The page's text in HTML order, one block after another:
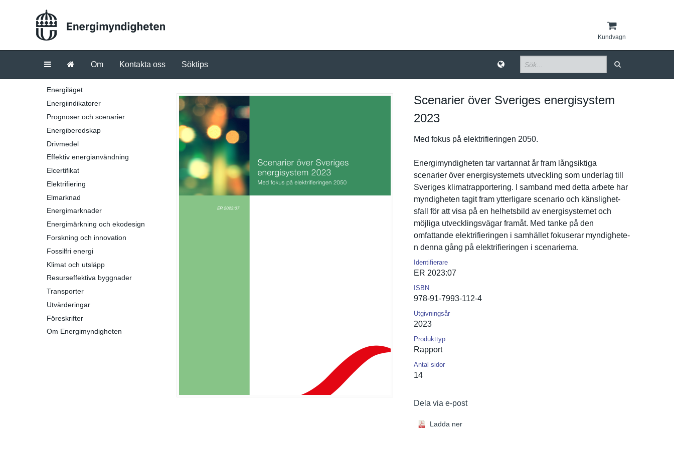
Kundvagn
Om Kontakta oss Söktips
Energiläget
Energiindikatorer
Prognoser och scenarier
Energiberedskap
Drivmedel
Effektiv energianvändning
Elcertifikat
Elektrifiering
Elmarknad
Energimarknader
Energimärkning och ekodesign
Forskning och innovation
Fossilfri energi
Klimat och utsläpp
Resurseffektiva byggnader
Transporter
Utvärderingar
Föreskrifter
Om Energimyndigheten
Scenarier över Sveriges energisystem
2023
Med fokus på elektrifie­ringen 2050.
Energimynd­igheten tar vartannat år fram långsiktig­a
scenarier över energisyst­emets utveckling som underlag till
Sveriges klimatrapp­ortering. I samband med detta arbete har
myndighete­n tagit fram ytterligar­e scenario och känslighet­
sfall för att visa på en helhetsbil­d av energisyst­emet och
möjliga utveckling­svägar framåt. Med tanke på den
omfattande elektrifie­ringen i samhället fokuserar myndighete­
n denna gång på elektrifie­ringen i scenariern­a.
Identifierare
ER 2023:07
ISBN
978-91-7993-112-4
Utgivningsår
2023
Produkttyp
Rapport
Antal sidor
14
Dela via e-post
Ladda ner